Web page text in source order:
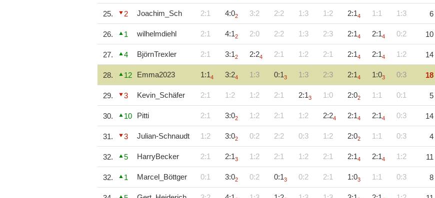
25. 2 Joachim_Sch 2:1 4:02 3:2 2:2 1:3 1:2 2:14 1:1 1:3 6
26. 1 wilhelmdiehl 2:1 4:12 2:0 2:2 1:3 2:3 2:14 2:14 0:2 10
27. 4 BjörnTrexler 2:1 3:12 2:24 2:1 1:2 2:1 2:14 2:14 1:2 14
28. 12 Emma2023 1:14 3:24 1:3 0:13 1:3 2:3 2:14 1:03 0:3 18
29. 3 Kevin_Schäfer 2:1 1:2 1:2 2:1 2:13 1:0 2:02 1:1 0:1 5
30. 10 Pitti 2:1 3:02 1:2 2:1 1:2 2:24 2:14 2:14 0:3 14
31. 3 Julian-Schnaudt 1:2 3:02 0:2 2:2 0:3 1:2 2:02 1:1 0:3 4
32. 5 HarryBecker 2:1 2:13 1:2 2:1 1:2 2:1 2:14 2:14 1:2 11
32. 1 Marcel_Böttger 0:1 3:02 0:2 0:13 0:2 2:1 1:03 1:1 0:3 8